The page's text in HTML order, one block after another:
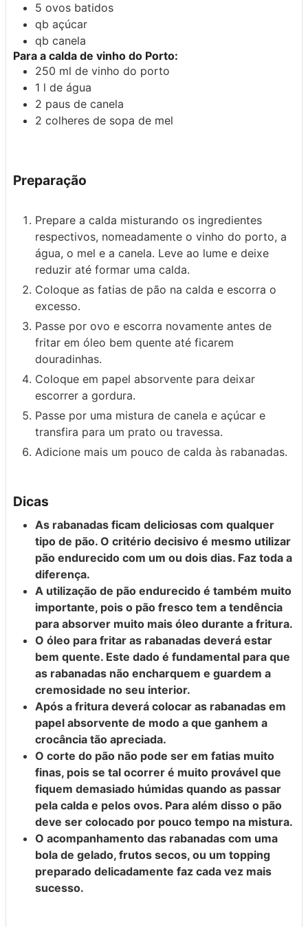
5 ovos batidos
qb açúcar
qb canela
Para a calda de vinho do Porto:
250 ml de vinho do porto
1 l de água
2 paus de canela
2 colheres de sopa de mel
Preparação
Prepare a calda misturando os ingredientes
respectivos, nomeadamente o vinho do porto, a
água, o mel e a canela. Leve ao lume e deixe
reduzir até formar uma calda.
Coloque as fatias de pão na calda e escorra o
excesso.
Passe por ovo e escorra novamente antes de
fritar em óleo bem quente até ficarem
douradinhas.
Coloque em papel absorvente para deixar
escorrer a gordura.
Passe por uma mistura de canela e açúcar e
transfira para um prato ou travessa.
Adicione mais um pouco de calda às rabanadas.
Dicas
As rabanadas ficam deliciosas com qualquer
tipo de pão. O critério decisivo é mesmo utilizar
pão endurecido com um ou dois dias. Faz toda a
diferença.
A utilização de pão endurecido é também muito
importante, pois o pão fresco tem a tendência
para absorver muito mais óleo durante a fritura.
O óleo para fritar as rabanadas deverá estar
bem quente. Este dado é fundamental para que
as rabanadas não encharquem e guardem a
cremosidade no seu interior.
Após a fritura deverá colocar as rabanadas em
papel absorvente de modo a que ganhem a
crocância tão apreciada.
O corte do pão não pode ser em fatias muito
finas, pois se tal ocorrer é muito provável que
fiquem demasiado húmidas quando as passar
pela calda e pelos ovos. Para além disso o pão
deve ser colocado por pouco tempo na mistura.
O acompanhamento das rabanadas com uma
bola de gelado, frutos secos, ou um topping
preparado delicadamente faz cada vez mais
sucesso.